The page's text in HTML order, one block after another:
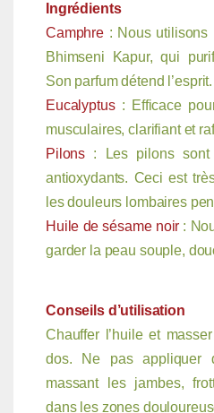
Ingrédients
Camphre : Nous utilisons
Bhimseni Kapur, qui
Son parfum détend l’esprit.
Eucalyptus: Efficace
musculaires, clarifiant et
Pilons : Les pilons sont
antioxydants. Ceci est
les douleurs lombaires
Huile de sésame noir :
garder la peau souple,
Conseils d’utilisation
Chauffer l’huile et
dos. Ne pas appliquer
massant les jambes,
dans les zones